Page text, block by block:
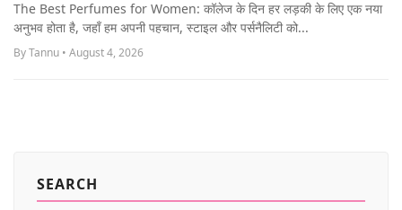
MORE
The Best Perfumes for Women: कॉलेज के दिन हर लड़की के लिए एक नया
अनुभव होता है, जहाँ हम अपनी पहचान, स्टाइल और पर्सनैलिटी को...
By Tannu • August 4, 2026
SEARCH